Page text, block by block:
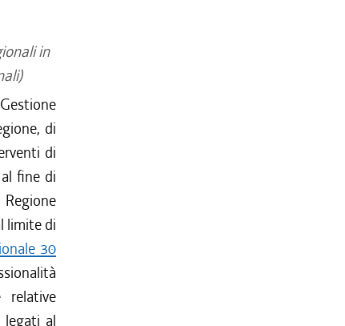
in
di
di
fine di
limite di
30
relative
legati al